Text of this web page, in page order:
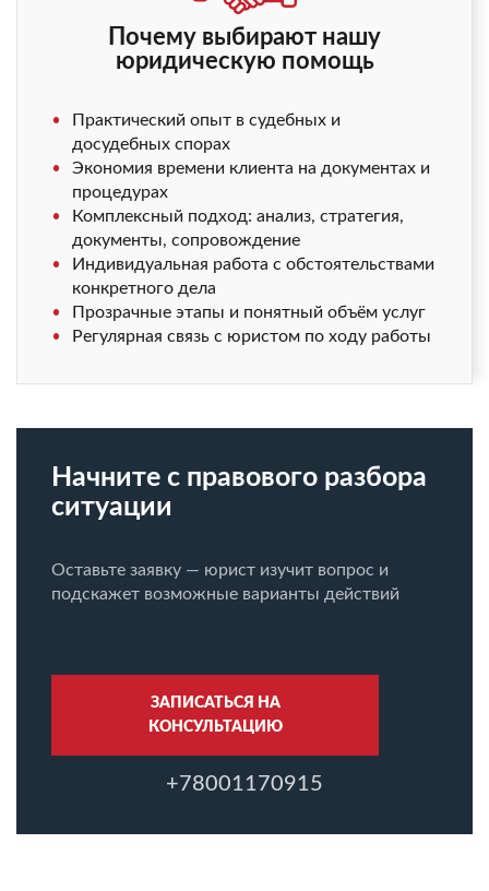
Почему выбирают нашу
юридическую помощь
Практический опыт в судебных и
досудебных спорах
Экономия времени клиента на документах и
процедурах
Комплексный подход: анализ, стратегия,
документы, сопровождение
Индивидуальная работа с обстоятельствами
конкретного дела
Прозрачные этапы и понятный объём услуг
Регулярная связь с юристом по ходу работы
Начните с правового разбора
ситуации
Оставьте заявку — юрист изучит вопрос и
подскажет возможные варианты действий
ЗАПИСАТЬСЯ НА
КОНСУЛЬТАЦИЮ
+78001170915